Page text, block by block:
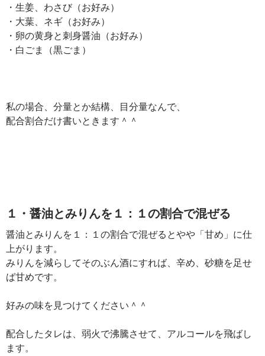
・生姜、わさび（お好み）
・大葉、ネギ（お好み）
・卵の黄身と刺身醤油（お好み）
・白ごま（黒ごま）
私の場合、分量とか結構、目分量なんで、
配合割合だけ書いときます＾＾
１・醤油とみりんを１：１の割合で混ぜる
醤油とみりんを１：１の割合で混ぜるとやや「甘め」に仕
上がります。
みりんを減らしてそのぶん酒にすれば、辛め、砂糖を足せ
ば甘めです。
好みの味を見つけてください＾＾
配合したタレは、弱火で沸騰させて、アルコールを飛ばし
ます。